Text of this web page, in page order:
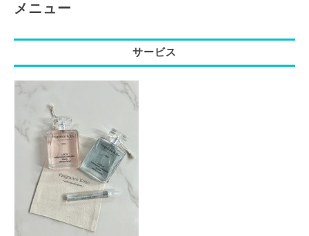
メニュー
サービス